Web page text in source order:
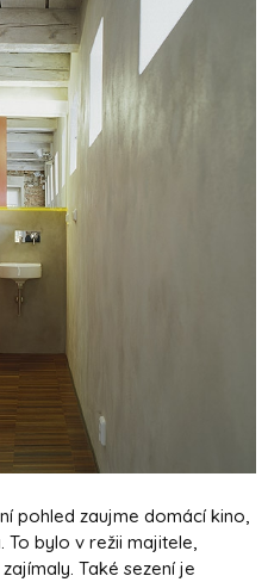
pohled zaujme domácí kino,
bylo v režii majitele,
Také sezení je